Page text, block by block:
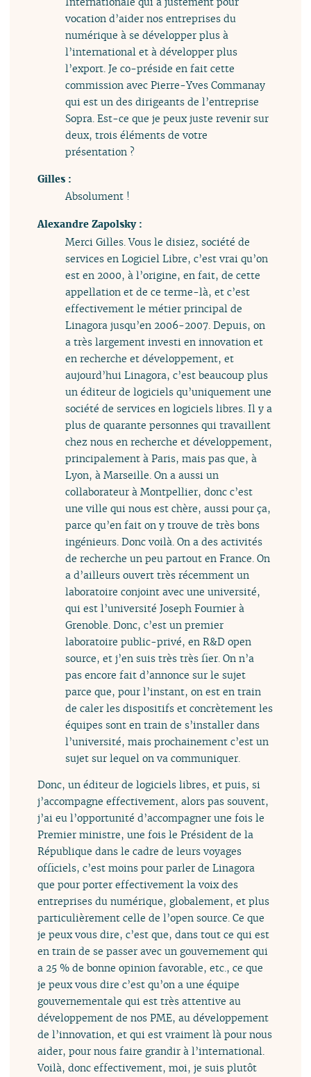
vocation d’aider nos entreprises du
numérique à se développer plus à
l’international et à développer plus
l’export. Je co-préside en fait cette
commission avec Pierre-Yves Commanay
qui est un des dirigeants de l’entreprise
Sopra. Est-ce que je peux juste revenir sur
deux, trois éléments de votre
présentation ?
Gilles :
Absolument !
Alexandre Zapolsky :
Merci Gilles. Vous le disiez, société de
services en Logiciel Libre, c’est vrai qu’on
est en 2000, à l’origine, en fait, de cette
appellation et de ce terme-là, et c’est
effectivement le métier principal de
Linagora jusqu’en 2006-2007. Depuis, on
a très largement investi en innovation et
en recherche et développement, et
aujourd’hui Linagora, c’est beaucoup plus
un éditeur de logiciels qu’uniquement une
société de services en logiciels libres. Il y a
plus de quarante personnes qui travaillent
chez nous en recherche et développement,
principalement à Paris, mais pas que, à
Lyon, à Marseille. On a aussi un
collaborateur à Montpellier, donc c’est
une ville qui nous est chère, aussi pour ça,
parce qu’en fait on y trouve de très bons
ingénieurs. Donc voilà. On a des activités
de recherche un peu partout en France. On
a d’ailleurs ouvert très récemment un
laboratoire conjoint avec une université,
qui est l’université Joseph Fournier à
Grenoble. Donc, c’est un premier
laboratoire public-privé, en R&D open
source, et j’en suis très très fier. On n’a
pas encore fait d’annonce sur le sujet
parce que, pour l’instant, on est en train
de caler les dispositifs et concrètement les
équipes sont en train de s’installer dans
l’université, mais prochainement c’est un
sujet sur lequel on va communiquer.
Donc, un éditeur de logiciels libres, et puis, si
j’accompagne effectivement, alors pas souvent,
j’ai eu l’opportunité d’accompagner une fois le
Premier ministre, une fois le Président de la
République dans le cadre de leurs voyages
officiels, c’est moins pour parler de Linagora
que pour porter effectivement la voix des
entreprises du numérique, globalement, et plus
particulièrement celle de l’open source. Ce que
je peux vous dire, c’est que, dans tout ce qui est
en train de se passer avec un gouvernement qui
a 25 % de bonne opinion favorable, etc., ce que
je peux vous dire c’est qu’on a une équipe
gouvernementale qui est très attentive au
développement de nos PME, au développement
de l’innovation, et qui est vraiment là pour nous
aider, pour nous faire grandir à l’international.
Voilà, donc effectivement, moi, je suis plutôt